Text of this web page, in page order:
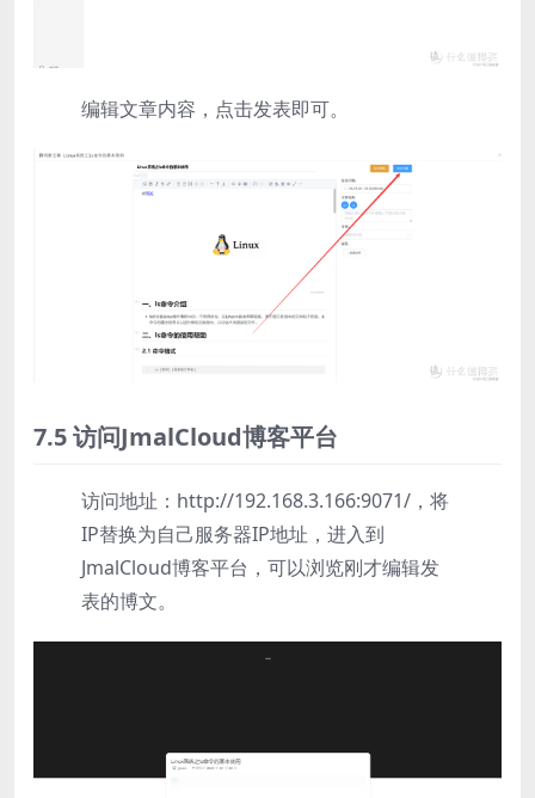
编辑文章内容，点击发表即可。
7.5 访问JmalCloud博客平台
访问地址：http://192.168.3.166:9071/，将
IP替换为自己服务器IP地址，进入到
JmalCloud博客平台，可以浏览刚才编辑发
表的博文。